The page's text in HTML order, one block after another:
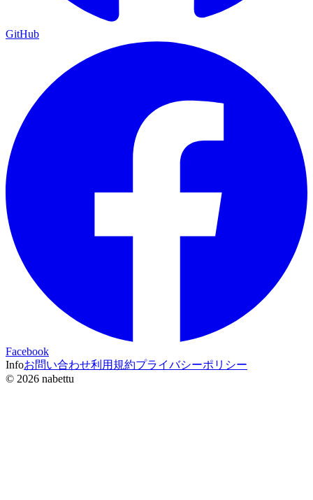
GitHub
Facebook
Infoお問い合わせ利用規約プライバシーポリシー
© 2026 nabettu